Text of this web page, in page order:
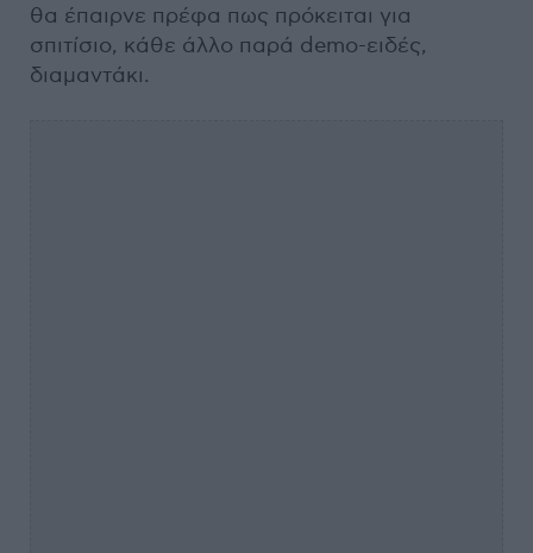
θα έπαιρνε πρέφα πως πρόκειται για
σπιτίσιο, κάθε άλλο παρά demo-ειδές,
διαμαντάκι.